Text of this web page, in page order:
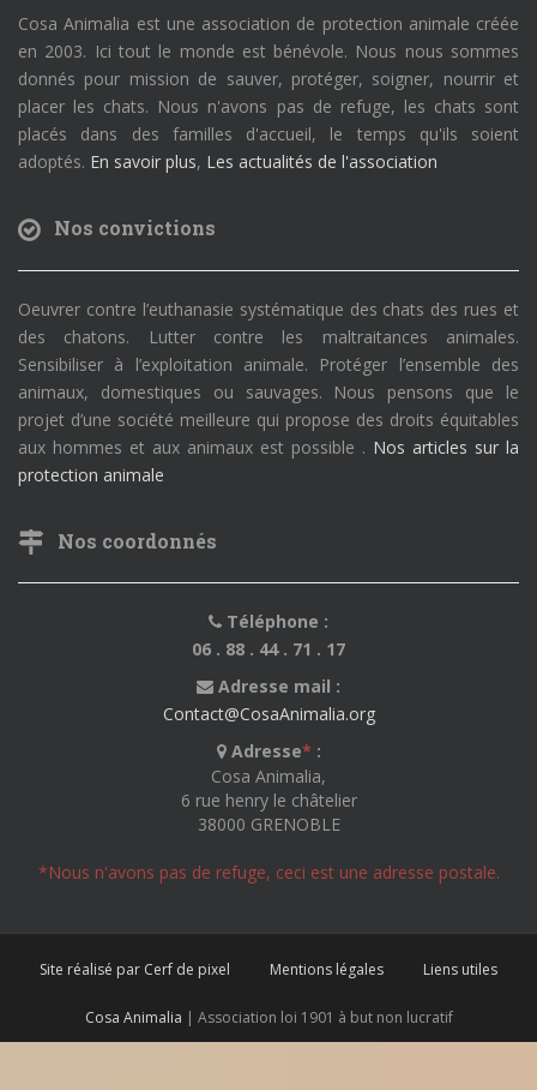
Cosa Animalia est une association de protection animale créée
en 2003. Ici tout le monde est bénévole. Nous nous sommes
donnés pour mission de sauver, protéger, soigner, nourrir et
placer les chats. Nous n'avons pas de refuge, les chats sont
placés dans des familles d'accueil, le temps qu'ils soient
adoptés. En savoir plus, Les actualités de l'association
Nos convictions
Oeuvrer contre l’euthanasie systématique des chats des rues et
des chatons. Lutter contre les maltraitances animales.
Sensibiliser à l’exploitation animale. Protéger l’ensemble des
animaux, domestiques ou sauvages. Nous pensons que le
projet d’une société meilleure qui propose des droits équitables
aux hommes et aux animaux est possible . Nos articles sur la
protection animale
Nos coordonnés
Téléphone :
06 . 88 . 44 . 71 . 17
Adresse mail :
Contact@CosaAnimalia.org
Adresse* :
Cosa Animalia,
6 rue henry le châtelier
38000 GRENOBLE
*Nous n'avons pas de refuge, ceci est une adresse postale.
Site réalisé par Cerf de pixel Mentions légales Liens utiles
Cosa Animalia | Association loi 1901 à but non lucratif